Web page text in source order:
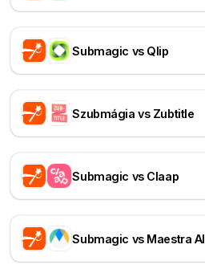
Submagic vs Qlip
Szubmágia vs Zubtitle
Submagic vs Claap
Submagic vs Maestra AI